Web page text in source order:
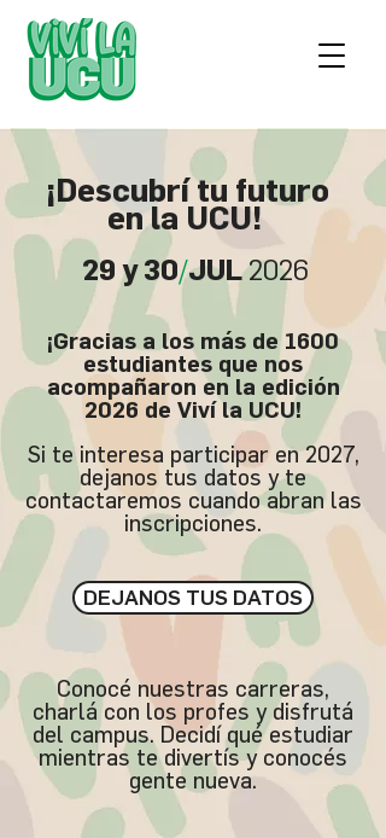
¡Descubrí tu futuro
en la UCU!
29 y 30/JUL2026
¡Gracias a los más de 1600
estudiantes que nos
acompañaron en la edición
2026 de Viví la UCU!
Si te interesa participar en 2027,
dejanos tus datos y te
contactaremos cuando abran las
inscripciones.
DEJANOS TUS DATOS
Conocé nuestras carreras,
charlá con los profes y disfrutá
del campus. Decidí qué estudiar
mientras te divertís y conocés
gente nueva.